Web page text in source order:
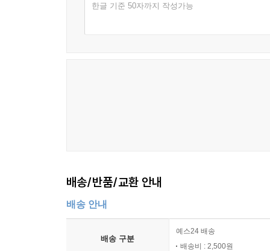
한글 기준 50자까지 작성가능
배송/반품/교환 안내
배송 안내
배송 구분
예스24 배송
배송비 : 2,500원